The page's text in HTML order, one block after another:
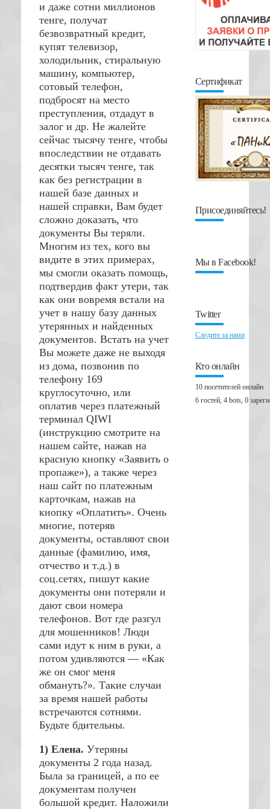
и даже сотни миллионов
тенге, получат
безвозвратный кредит,
купят телевизор,
холодильник, стиральную
машину, компьютер,
сотовый телефон,
подбросят на место
преступления, отдадут в
залог и др. Не жалейте
сейчас тысячу тенге, чтобы
впоследствии не отдавать
десятки тысяч тенге, так
как без регистрации в
нашей базе данных и
нашей справки, Вам будет
сложно доказать, что
документы Вы теряли.
Многим из тех, кого вы
видите в этих примерах,
мы смогли оказать помощь,
подтвердив факт утери, так
как они вовремя встали на
учет в нашу базу данных
утерянных и найденных
документов. Встать на учет
Вы можете даже не выходя
из дома, позвонив по
телефону 169
круглосуточно, или
оплатив через платежный
терминал QIWI
(инструкцию смотрите на
нашем сайте, нажав на
красную кнопку «Заявить о
пропаже»), а также через
наш сайт по платежным
карточкам, нажав на
кнопку «Оплатить». Очень
многие, потеряв
документы, оставляют свои
данные (фамилию, имя,
отчество и т.д.) в
соц.сетях, пишут какие
документы они потеряли и
дают свои номера
телефонов. Вот где разгул
для мошенников! Люди
сами идут к ним в руки, а
потом удивляются — «Как
же он смог меня
обмануть?». Такие случаи
за время нашей работы
встречаются сотнями.
Будьте бдительны.
1) Елена. Утеряны
документы 2 года назад.
Была за границей, а по ее
документам получен
большой кредит. Наложили
Сертификат
Присоединяйтесь!
Мы в Facebook!
Twitter
Следите за нами
Кто онлайн
10 посетителей онлайн
6 гостей, 4 bots, 0